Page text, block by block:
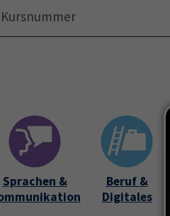
Programm Submenu
Sprachen &
Beruf &
Digitales